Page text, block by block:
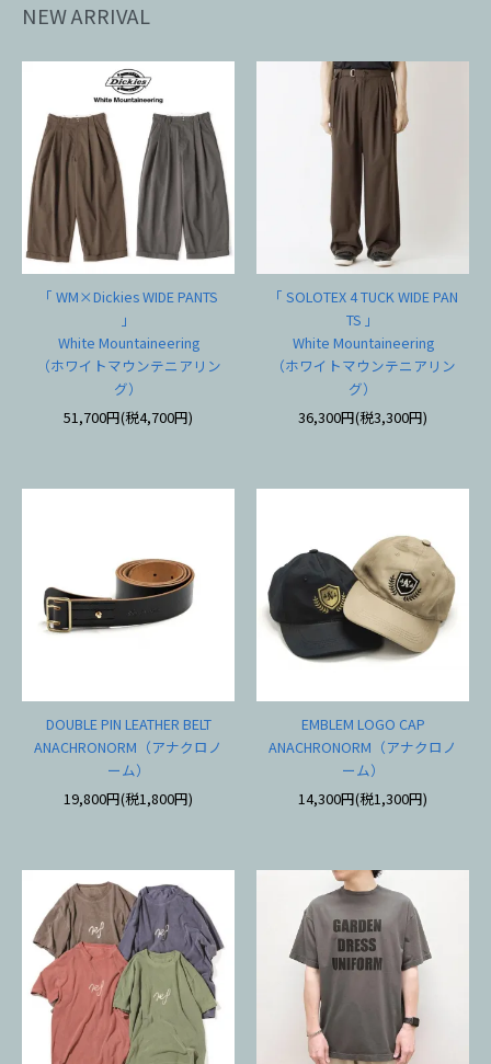
NEW ARRIVAL
「 WM×Dickies WIDE PANTS
」
White Mountaineering
（ホワイトマウンテニアリン
グ）
51,700円(税4,700円)
「 SOLOTEX 4 TUCK WIDE PAN
TS 」
White Mountaineering
（ホワイトマウンテニアリン
グ）
36,300円(税3,300円)
DOUBLE PIN LEATHER BELT
ANACHRONORM（アナクロノ
ーム）
19,800円(税1,800円)
EMBLEM LOGO CAP
ANACHRONORM（アナクロノ
ーム）
14,300円(税1,300円)